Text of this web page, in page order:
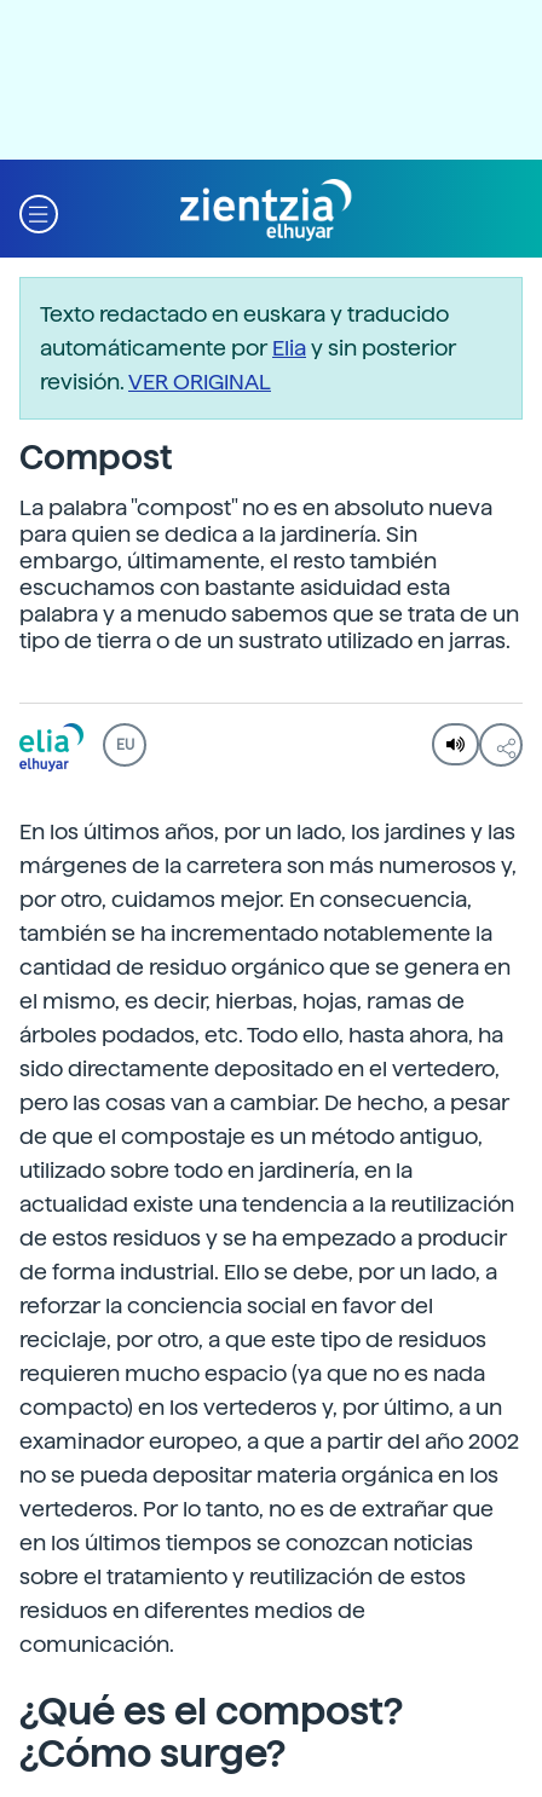
Texto redactado en euskara y traducido
automáticamente porEliay sin posterior
revisión.VER ORIGINAL
Compost
La palabra "compost" no es en absoluto nueva
para quien se dedica a la jardinería. Sin
embargo, últimamente, el resto también
escuchamos con bastante asiduidad esta
palabra y a menudo sabemos que se trata de un
tipo de tierra o de un sustrato utilizado en jarras.
EU
En los últimos años, por un lado, los jardines y las
márgenes de la carretera son más numerosos y,
por otro, cuidamos mejor. En consecuencia,
también se ha incrementado notablemente la
cantidad de residuo orgánico que se genera en
el mismo, es decir, hierbas, hojas, ramas de
árboles podados, etc. Todo ello, hasta ahora, ha
sido directamente depositado en el vertedero,
pero las cosas van a cambiar. De hecho, a pesar
de que el compostaje es un método antiguo,
utilizado sobre todo en jardinería, en la
actualidad existe una tendencia a la reutilización
de estos residuos y se ha empezado a producir
de forma industrial. Ello se debe, por un lado, a
reforzar la conciencia social en favor del
reciclaje, por otro, a que este tipo de residuos
requieren mucho espacio (ya que no es nada
compacto) en los vertederos y, por último, a un
examinador europeo, a que a partir del año 2002
no se pueda depositar materia orgánica en los
vertederos. Por lo tanto, no es de extrañar que
en los últimos tiempos se conozcan noticias
sobre el tratamiento y reutilización de estos
residuos en diferentes medios de
comunicación.
¿Qué es el compost?
¿Cómo surge?